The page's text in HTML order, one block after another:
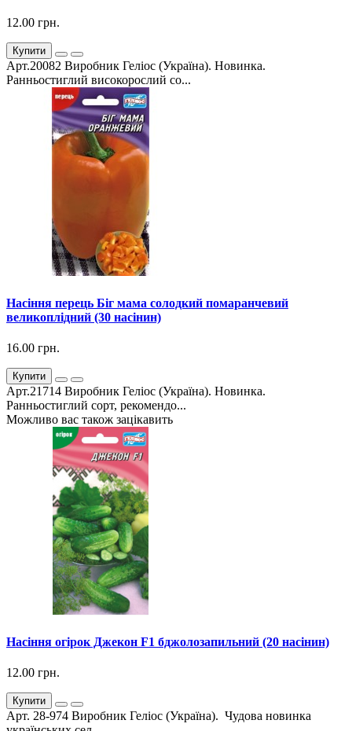
12.00 грн.
Купити
Арт.20082 Виробник Геліос (Україна). Новинка.
Ранньостиглий високорослий со...
Насіння перець Біг мама солодкий помаранчевий
великоплідний (30 насінин)
16.00 грн.
Купити
Арт.21714 Виробник Геліос (Україна). Новинка.
Ранньостиглий сорт, рекомендо...
Можливо вас також зацікавить
Насіння огірок Джекон F1 бджолозапильний (20 насінин)
12.00 грн.
Купити
Арт. 28-974 Виробник Геліос (Україна). Чудова новинка